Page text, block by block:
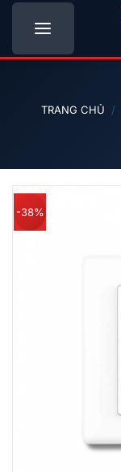
Bỏ
nội
TRANG CHỦ /
-38%